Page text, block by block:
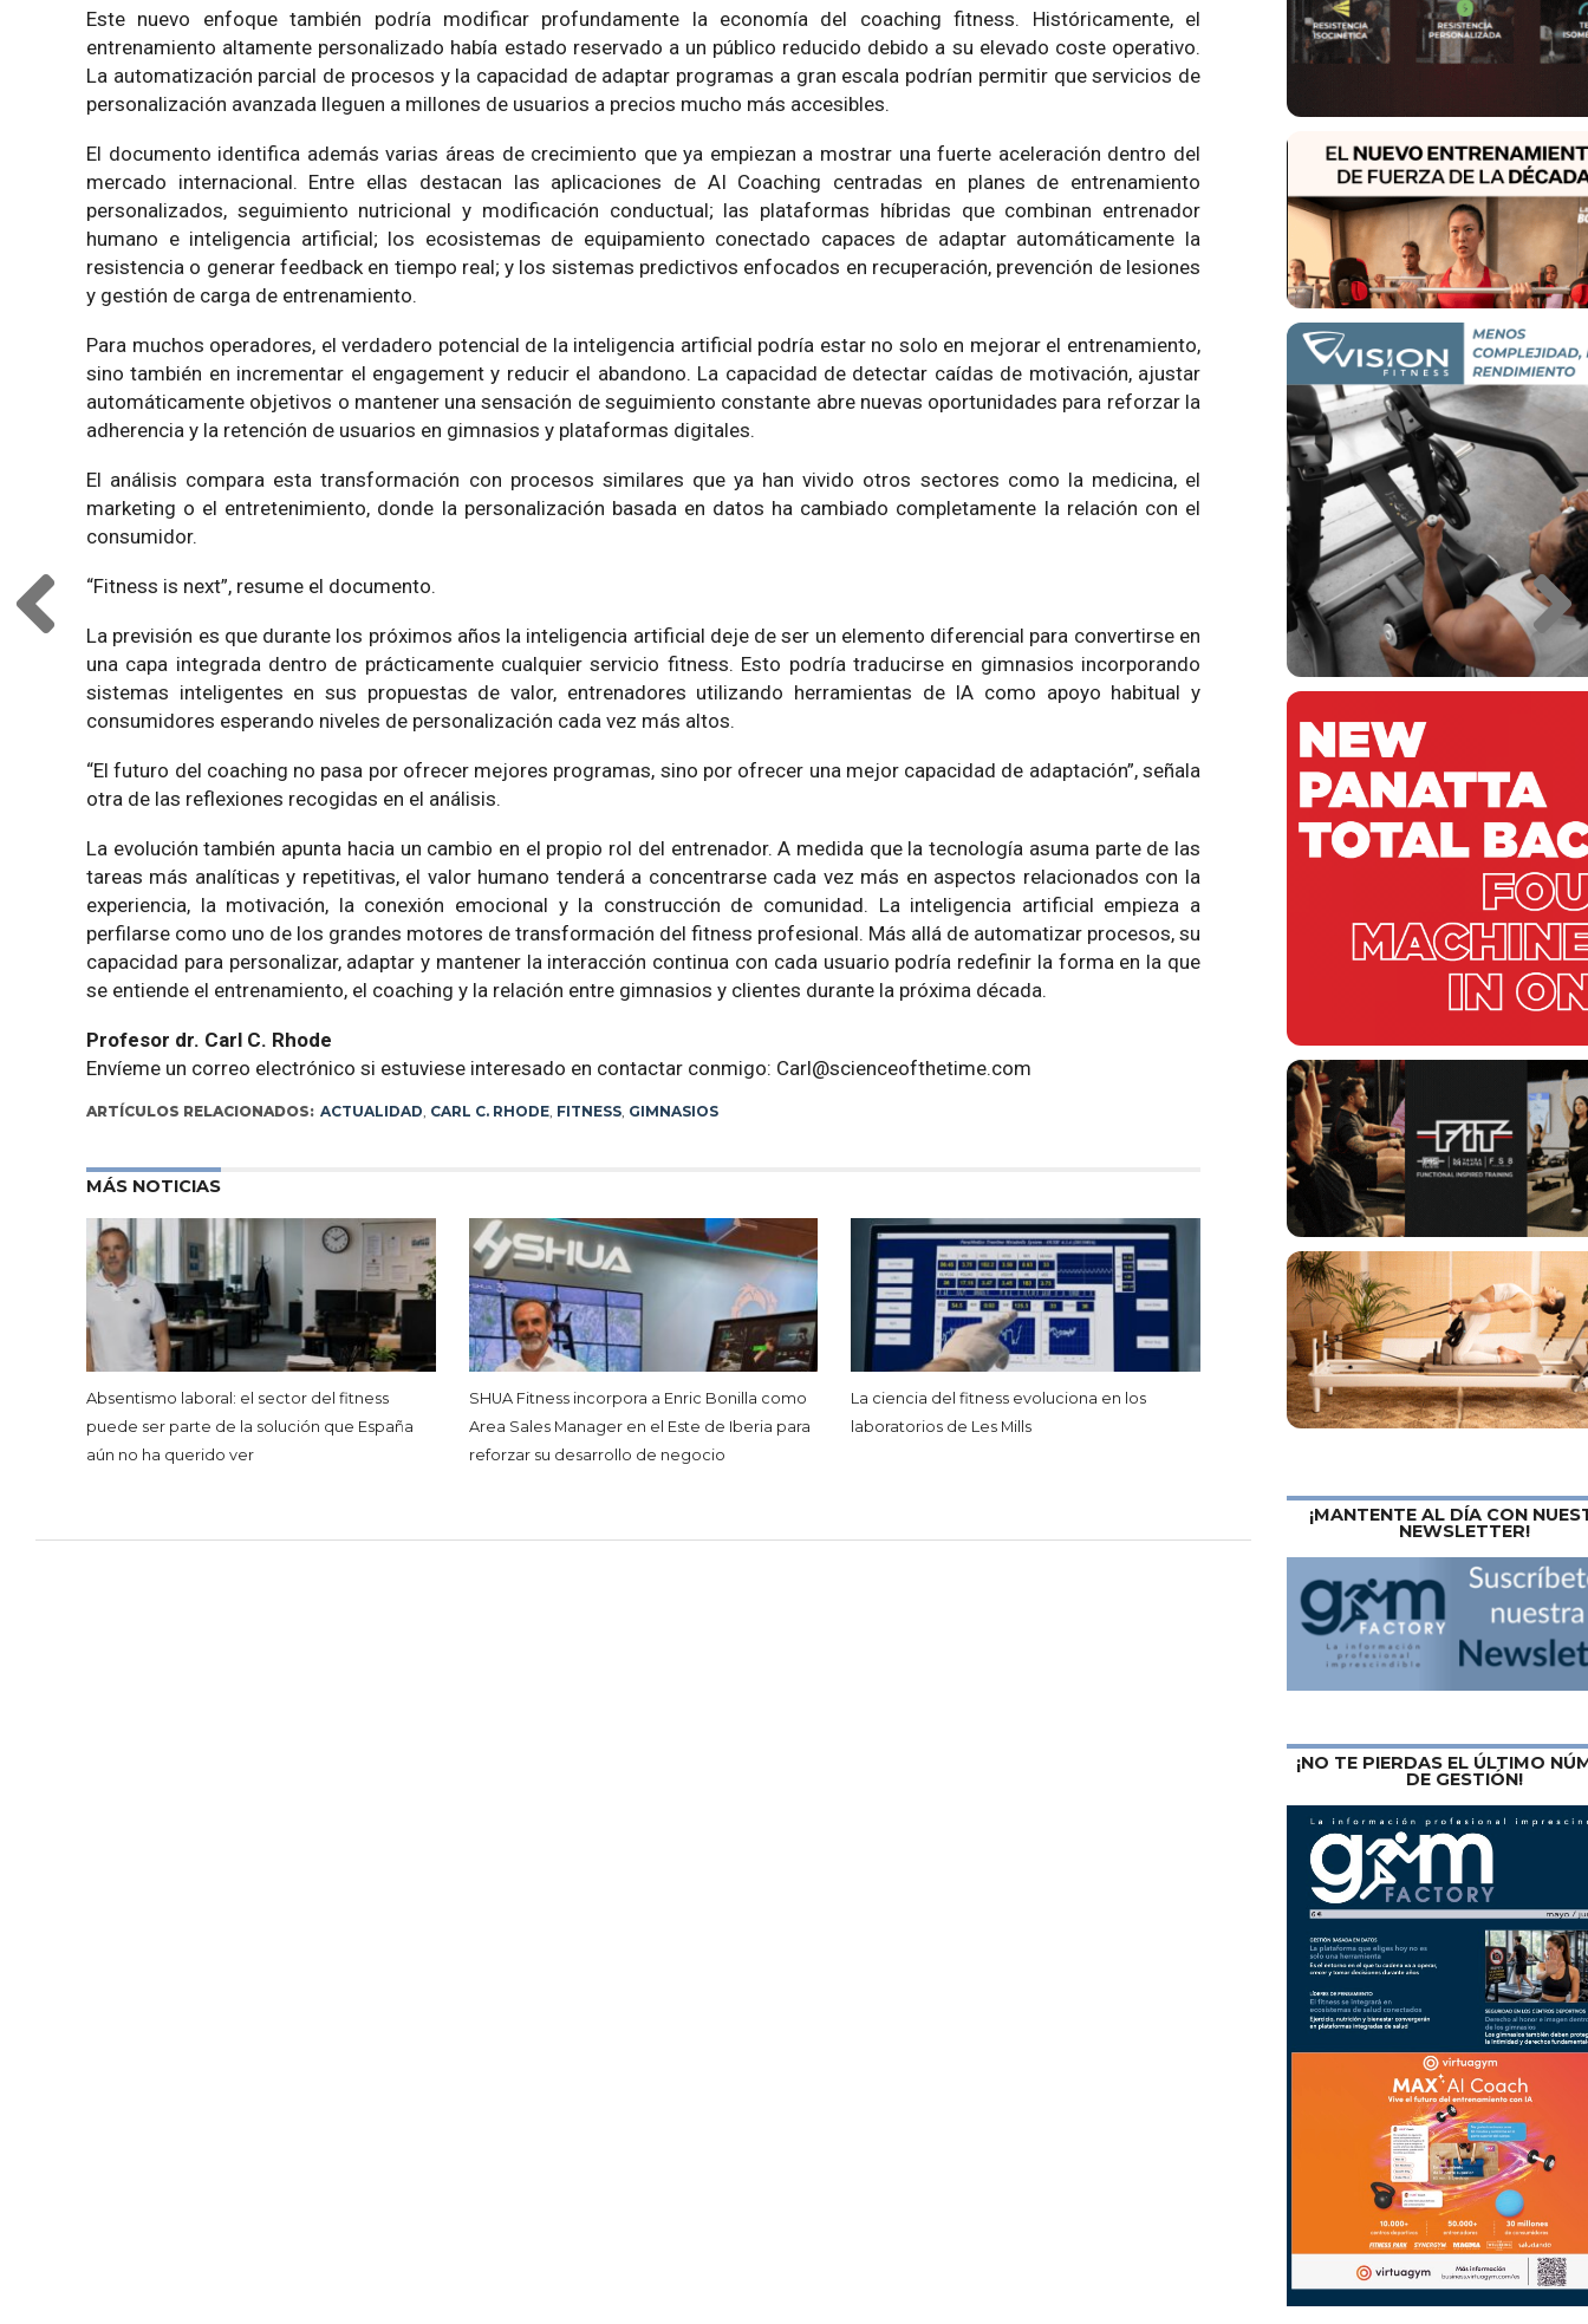
Este nuevo enfoque también podría modificar profundamente la economía del coaching fitness. Históricamente, el
entrenamiento altamente personalizado había estado reservado a un público reducido debido a su elevado coste operativo.
La automatización parcial de procesos y la capacidad de adaptar programas a gran escala podrían permitir que servicios de
personalización avanzada lleguen a millones de usuarios a precios mucho más accesibles.
El documento identifica además varias áreas de crecimiento que ya empiezan a mostrar una fuerte aceleración dentro del
mercado internacional. Entre ellas destacan las aplicaciones de AI Coaching centradas en planes de entrenamiento
personalizados, seguimiento nutricional y modificación conductual; las plataformas híbridas que combinan entrenador
humano e inteligencia artificial; los ecosistemas de equipamiento conectado capaces de adaptar automáticamente la
resistencia o generar feedback en tiempo real; y los sistemas predictivos enfocados en recuperación, prevención de lesiones
y gestión de carga de entrenamiento.
Para muchos operadores, el verdadero potencial de la inteligencia artificial podría estar no solo en mejorar el entrenamiento,
sino también en incrementar el engagement y reducir el abandono. La capacidad de detectar caídas de motivación, ajustar
automáticamente objetivos o mantener una sensación de seguimiento constante abre nuevas oportunidades para reforzar la
adherencia y la retención de usuarios en gimnasios y plataformas digitales.
El análisis compara esta transformación con procesos similares que ya han vivido otros sectores como la medicina, el
marketing o el entretenimiento, donde la personalización basada en datos ha cambiado completamente la relación con el
consumidor.
“Fitness is next”, resume el documento.
La previsión es que durante los próximos años la inteligencia artificial deje de ser un elemento diferencial para convertirse en
una capa integrada dentro de prácticamente cualquier servicio fitness. Esto podría traducirse en gimnasios incorporando
sistemas inteligentes en sus propuestas de valor, entrenadores utilizando herramientas de IA como apoyo habitual y
consumidores esperando niveles de personalización cada vez más altos.
“El futuro del coaching no pasa por ofrecer mejores programas, sino por ofrecer una mejor capacidad de adaptación”, señala
otra de las reflexiones recogidas en el análisis.
La evolución también apunta hacia un cambio en el propio rol del entrenador. A medida que la tecnología asuma parte de las
tareas más analíticas y repetitivas, el valor humano tenderá a concentrarse cada vez más en aspectos relacionados con la
experiencia, la motivación, la conexión emocional y la construcción de comunidad. La inteligencia artificial empieza a
perfilarse como uno de los grandes motores de transformación del fitness profesional. Más allá de automatizar procesos, su
capacidad para personalizar, adaptar y mantener la interacción continua con cada usuario podría redefinir la forma en la que
se entiende el entrenamiento, el coaching y la relación entre gimnasios y clientes durante la próxima década.
Profesor dr. Carl C. Rhode
Envíeme un correo electrónico si estuviese interesado en contactar conmigo: Carl@scienceofthetime.com
ARTÍCULOS RELACIONADOS: ACTUALIDAD, CARL C. RHODE, FITNESS, GIMNASIOS
MÁS NOTICIAS
Absentismo laboral: el sector del fitness
puede ser parte de la solución que España
aún no ha querido ver
SHUA Fitness incorpora a Enric Bonilla como
Area Sales Manager en el Este de Iberia para
reforzar su desarrollo de negocio
La ciencia del fitness evoluciona en los
laboratorios de Les Mills
¡MANTENTE AL DÍA CON
NEWSLETTER!
¡NO TE PIERDAS EL ÚLTIMO
DE GESTIÓN!